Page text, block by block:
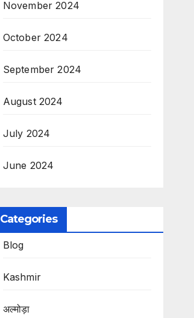
November 2024
October 2024
September 2024
August 2024
July 2024
June 2024
Categories
Blog
Kashmir
अल्मोड़ा